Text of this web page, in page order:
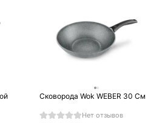
Сковорода Wok WEBER 30 См
Нет отзывов